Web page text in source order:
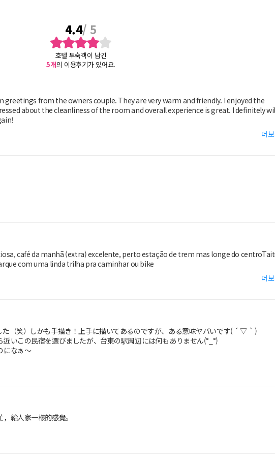
4.4/ 5
호텔 투숙객이 남긴
5개의 이용후기가 있어요.
couple. They are very warm and friendly. I enjoyed the
더
café da manhã (extra) excelente, perto estação de trem mas longe do
com uma linda trilha pra caminhar ou bike
더
た（笑）しかも手描き！上手に描いてあるのですが、ある意味ヤバいです( ´ ▽ ` )
いこの民宿を選びましたが、台東の駅周辺には何もありません(°_°)
になぁ〜
給人家一樣的感覺。